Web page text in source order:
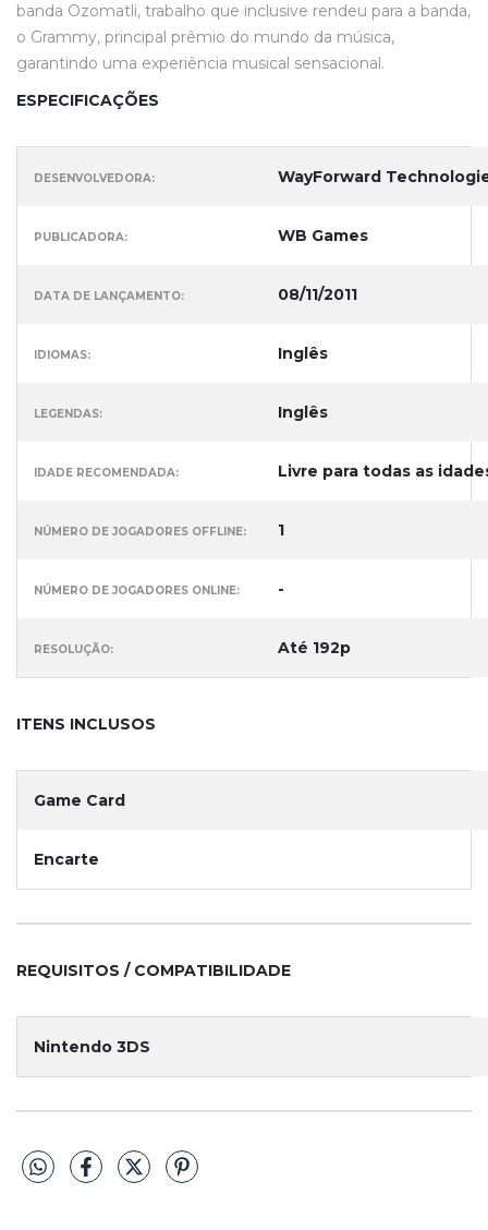
banda Ozomatli, trabalho que inclusive rendeu para a banda,
o Grammy, principal prêmio do mundo da música,
garantindo uma experiência musical sensacional.
ESPECIFICAÇÕES
DESENVOLVEDORA: WayForward
PUBLICADORA: WB Games
DATA DE LANÇAMENTO: 08/11/2011
IDIOMAS: Inglês
LEGENDAS: Inglês
IDADE RECOMENDADA: Livre para todas as
NÚMERO DE JOGADORES OFFLINE: 1
NÚMERO DE JOGADORES ONLINE: -
RESOLUÇÃO: Até 192p
ITENS INCLUSOS
Game Card
Encarte
REQUISITOS / COMPATIBILIDADE
Nintendo 3DS